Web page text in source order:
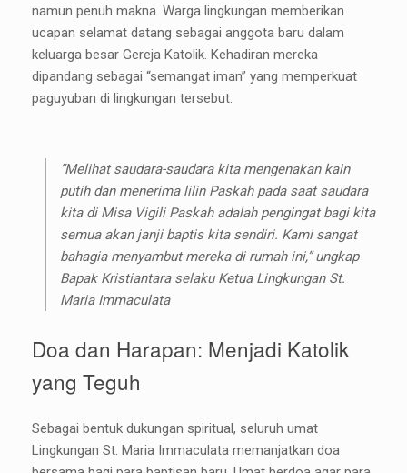
namun penuh makna. Warga lingkungan memberikan
ucapan selamat datang sebagai anggota baru dalam
keluarga besar Gereja Katolik. Kehadiran mereka
dipandang sebagai “semangat iman” yang memperkuat
paguyuban di lingkungan tersebut.
“Melihat saudara-saudara kita mengenakan kain
putih dan menerima lilin Paskah pada saat saudara
kita di Misa Vigili Paskah adalah pengingat bagi kita
semua akan janji baptis kita sendiri. Kami sangat
bahagia menyambut mereka di rumah ini,” ungkap
Bapak Kristiantara selaku Ketua Lingkungan St.
Maria Immaculata
Doa dan Harapan: Menjadi Katolik
yang Teguh
Sebagai bentuk dukungan spiritual, seluruh umat
Lingkungan St. Maria Immaculata memanjatkan doa